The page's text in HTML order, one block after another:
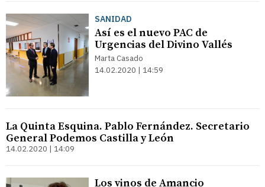
SANIDAD
Así es el nuevo PAC de
Urgencias del Divino Vallés
Marta Casado
14.02.2020 | 14:59
La Quinta Esquina. Pablo Fernández. Secretario
General Podemos Castilla y León
14.02.2020 | 14:09
Los vinos de Amancio